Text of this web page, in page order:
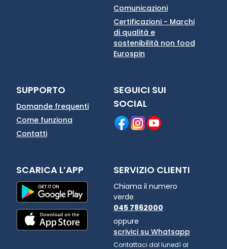
Comunicazioni
Certificazioni - Marchi
di qualità e
sostenibilità non food
Eurospin
SUPPORTO
Domande frequenti
Come funziona
Contatti
SEGUICI SUI
SOCIAL
SCARICA L’APP SERVIZIO CLIENTI
Chiama il numero
verde
045 7862000
oppure
scrivici su Whatsapp
Contattaci dal lunedì al